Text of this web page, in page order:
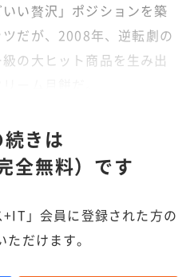
い贅沢」ポジションを築
だが、2008年、逆転劇の
の大ヒット商品を生み出
続きは
全無料）です
」会員に登録された方の
だけます。